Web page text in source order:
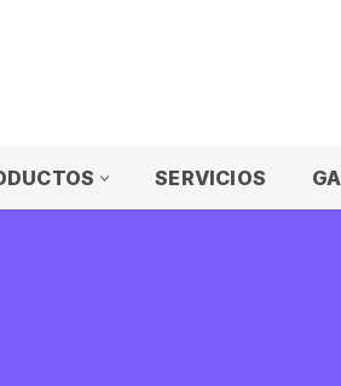
SERVICIOS